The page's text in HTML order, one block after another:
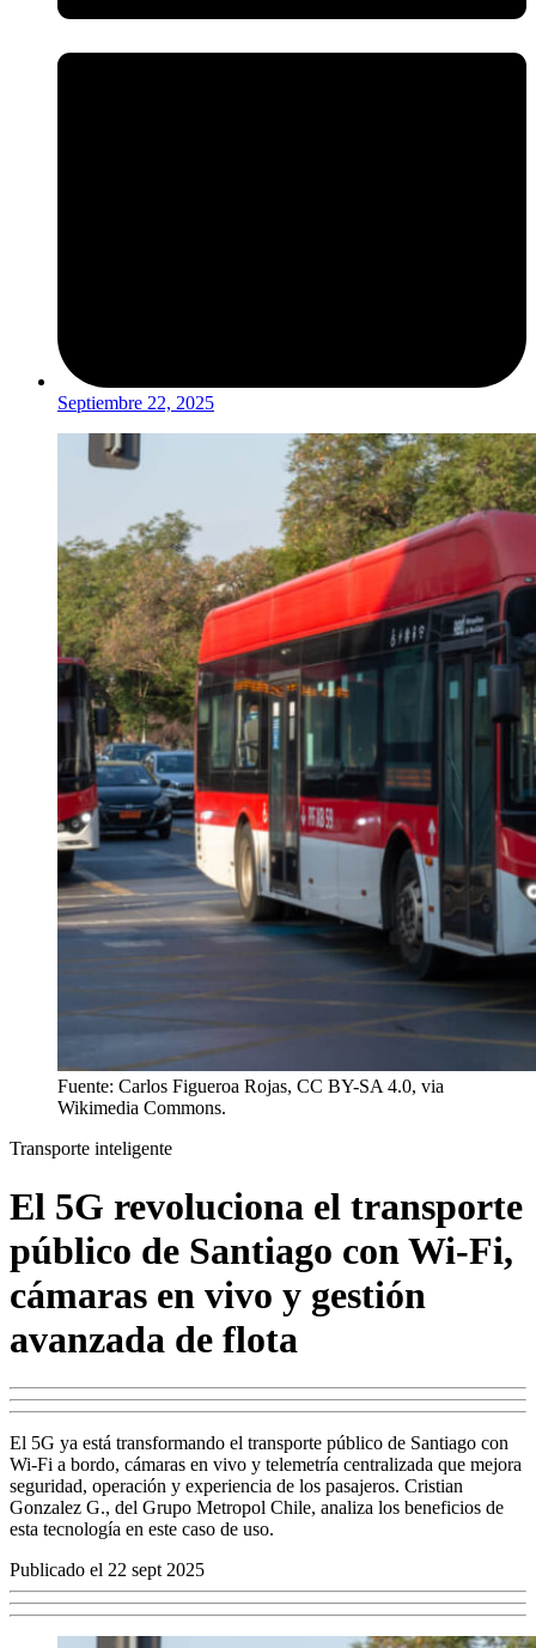
Septiembre 22, 2025
Fuente: Carlos Figueroa Rojas, CC BY-SA 4.0, via
Wikimedia Commons.
Transporte inteligente
El 5G revoluciona el transporte
público de Santiago con Wi-Fi,
cámaras en vivo y gestión
avanzada de flota
El 5G ya está transformando el transporte público de Santiago con
Wi-Fi a bordo, cámaras en vivo y telemetría centralizada que mejora
seguridad, operación y experiencia de los pasajeros. Cristian
Gonzalez G., del Grupo Metropol Chile, analiza los beneficios de
esta tecnología en este caso de uso.
Publicado el 22 sept 2025